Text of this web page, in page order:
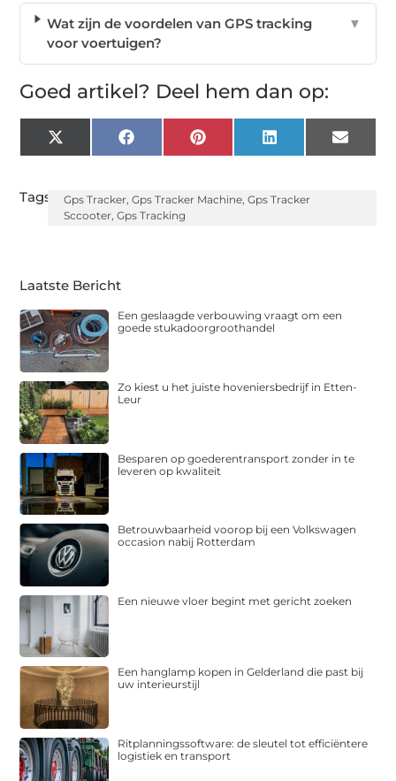
Wat zijn de voordelen van GPS tracking
voor voertuigen?
▼
Goed artikel? Deel hem dan op:
X
(Twitter)
FacebookPinterest LinkedIn Email
Tags: Gps Tracker,Gps Tracker Machine,Gps Tracker
Sccooter,Gps Tracking
Laatste Bericht
Een geslaagde verbouwing vraagt om een
goede stukadoorgroothandel
Zo kiest u het juiste hoveniersbedrijf in Etten-
Leur
Besparen op goederentransport zonder in te
leveren op kwaliteit
Betrouwbaarheid voorop bij een Volkswagen
occasion nabij Rotterdam
Een nieuwe vloer begint met gericht zoeken
Een hanglamp kopen in Gelderland die past bij
uw interieurstijl
Ritplanningssoftware: de sleutel tot efficiëntere
logistiek en transport